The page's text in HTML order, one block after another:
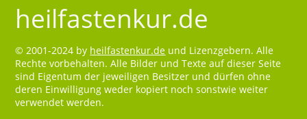
heilfastenkur.de
© 2001-2024 by heilfastenkur.de und Lizenzgebern. Alle
Rechte vorbehalten. Alle Bilder und Texte auf dieser Seite
sind Eigentum der jeweiligen Besitzer und dürfen ohne
deren Einwilligung weder kopiert noch sonstwie weiter
verwendet werden.